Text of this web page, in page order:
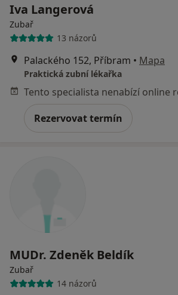
Iva Langerová
Zubař
13 názorů
Palackého 152, Příbram • Mapa
Praktická zubní lékařka
Rezervovat termín
MUDr. Zdeněk Beldík
Zubař
14 názorů